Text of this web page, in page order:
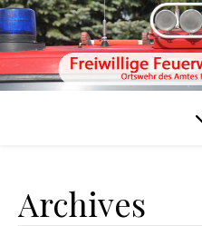
Archives